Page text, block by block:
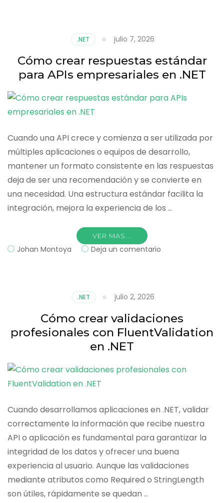
Serilog
en
.NET
.NET julio 7, 2026
Cómo crear respuestas estándar
para APIs empresariales en .NET
Cuando una API crece y comienza a ser utilizada por
múltiples aplicaciones o equipos de desarrollo,
mantener un formato consistente en las respuestas
deja de ser una recomendación y se convierte en
una necesidad. Una estructura estándar facilita la
integración, mejora la experiencia de los …
VER MAS...
Johan Montoya Deja un comentario
empresariales
en
.NET julio 2, 2026
Cómo crear validaciones
profesionales con FluentValidation
en .NET
Cuando desarrollamos aplicaciones en .NET, validar
correctamente la información que recibe nuestra
API o aplicación es fundamental para garantizar la
integridad de los datos y ofrecer una buena
experiencia al usuario. Aunque las validaciones
mediante atributos como Required o StringLength
son útiles, rápidamente se quedan …